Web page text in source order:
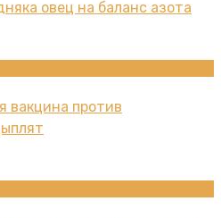
овец на баланс азота
вакцина против